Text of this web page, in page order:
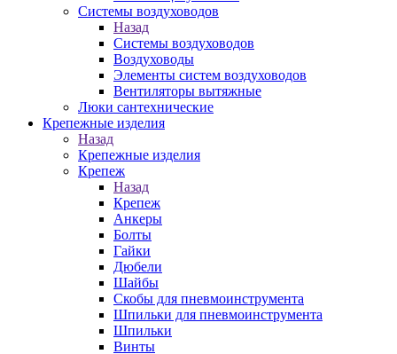
Системы воздуховодов
Назад
Системы воздуховодов
Воздуховоды
Элементы систем воздуховодов
Вентиляторы вытяжные
Люки сантехнические
Крепежные изделия
Назад
Крепежные изделия
Крепеж
Назад
Крепеж
Анкеры
Болты
Гайки
Дюбели
Шайбы
Скобы для пневмоинструмента
Шпильки для пневмоинструмента
Шпильки
Винты